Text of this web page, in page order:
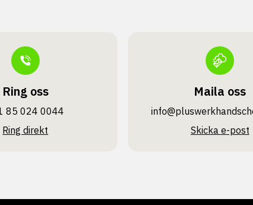
Ring oss
85 024 0044
Ring direkt
Maila oss
Skicka e-post